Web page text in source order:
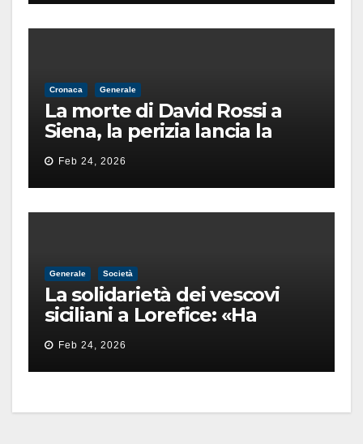
Cronaca Generale
La morte di David Rossi a
Siena, la perizia lancia la
pista di un’intimidazione
finita male
Feb 24, 2026
Generale Società
La solidarietà dei vescovi
siciliani a Lorefice: «Ha
difeso il valore e la dignità
dell’umanità»
Feb 24, 2026